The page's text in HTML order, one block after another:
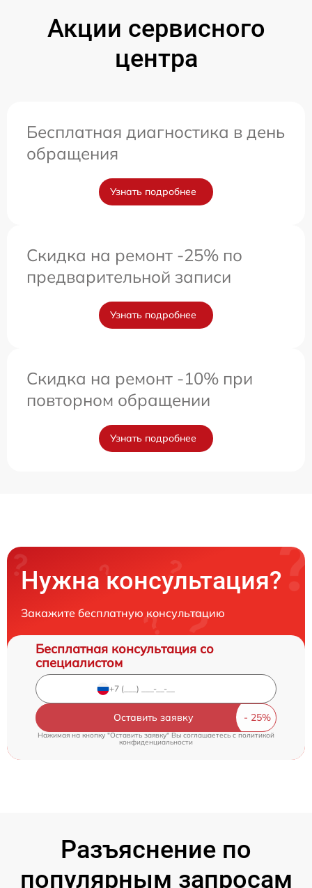
Акции сервисного
центра
Бесплатная диагностика в день
обращения
Узнать подробнее
Скидка на ремонт -25% по
предварительной записи
Узнать подробнее
Скидка на ремонт -10% при
повторном обращении
Узнать подробнее
Нужна консультация?
Закажите бесплатную консультацию
Бесплатная консультация со
специалистом
Оставить заявку
Нажимая на кнопку "Оставить заявку" Вы соглашаетесь cполитикой
конфиденциальности
Разъяснение по
популярным запросам